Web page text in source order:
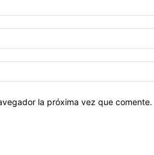
la próxima vez que comente.